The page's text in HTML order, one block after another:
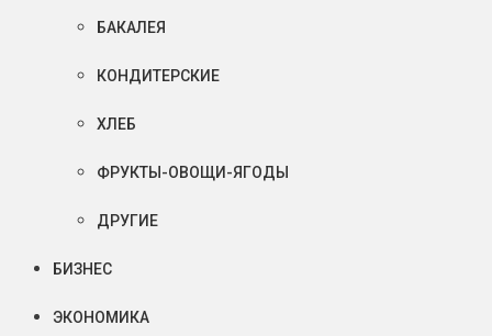
БАКАЛЕЯ
КОНДИТЕРСКИЕ
ХЛЕБ
ФРУКТЫ-ОВОЩИ-ЯГОДЫ
ДРУГИЕ
БИЗНЕС
ЭКОНОМИКА